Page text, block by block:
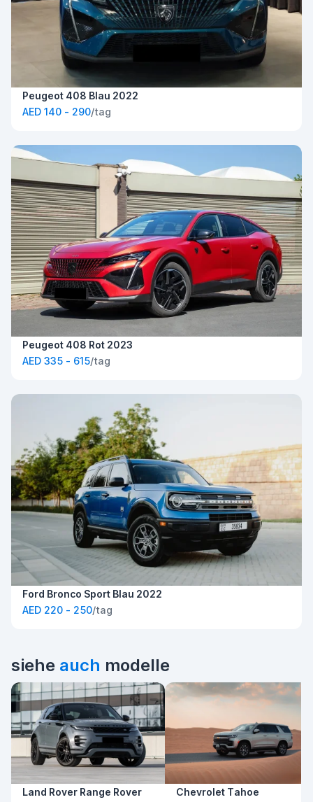
Peugeot 408 Blau 2022
AED 140 - 290/tag
Peugeot 408 Rot 2023
AED 335 - 615/tag
Ford Bronco Sport Blau 2022
AED 220 - 250/tag
siehe auch modelle
Land Rover Range Rover
Chevrolet Tahoe